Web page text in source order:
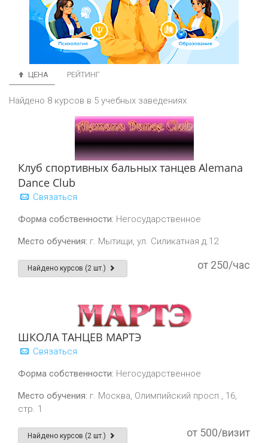
ЦЕНА РЕЙТИНГ
Найдено 8 курсов в 5 учебных заведениях
Клуб спортивных бальных танцев Alemana
Dance Club
Связаться
Форма собственности: Негосударственное
Место обучения: г. Мытищи, ул. Силикатная д.12
Найдено курсов (2 шт.) от 250/час
ШКОЛА ТАНЦЕВ МАРТЭ
Связаться
Форма собственности: Негосударственное
Место обучения: г. Москва, Олимпийский просп., 16,
стр. 1
Найдено курсов (2 шт.) от 500/визит